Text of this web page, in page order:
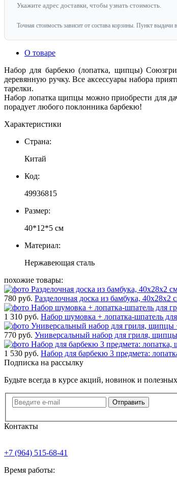
Укажите адрес доставки, чтобы узнать стоимость.
Точная стоимость зависит от состава корзины. Пункт выдачи
О товаре
Набор для барбекю (лопатка, щипцы)
деревянную ручку. Все аксессуары набора
тарелки.
Набор лопатка щипцы можно приобрести для
порадует любого поклонника барбекю!
Характеристики
Страна:
Китай
Код:
49936815
Размер:
40*12*5 см
Материал:
Нержавеющая сталь
похожие товары:
780 руб. Разделочная доска из бамбука,
1 310 руб. Набор шумовка + лопатка-шпатель
770 руб. Универсальный набор для гриля,
1 530 руб. Набор для барбекю 3 предмета:
Подписка на рассылку
Будьте всегда в курсе акций, новинок и
Отправить
Контакты
+7 (964) 515-68-41
Время работы: